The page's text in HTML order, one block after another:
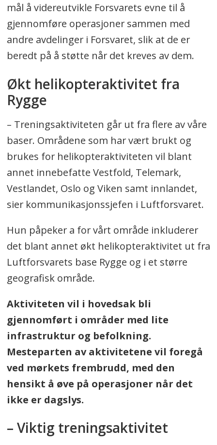
mål å videreutvikle Forsvarets evne til å
gjennomføre operasjoner sammen med
andre avdelinger i Forsvaret, slik at de er
beredt på å støtte når det kreves av dem.
Økt helikopteraktivitet fra
Rygge
– Treningsaktiviteten går ut fra flere av våre
baser. Områdene som har vært brukt og
brukes for helikopteraktiviteten vil blant
annet innebefatte Vestfold, Telemark,
Vestlandet, Oslo og Viken samt innlandet,
sier kommunikasjonssjefen i Luftforsvaret.
Hun påpeker a for vårt område inkluderer
det blant annet økt helikopteraktivitet ut fra
Luftforsvarets base Rygge og i et større
geografisk område.
Aktiviteten vil i hovedsak bli
gjennomført i områder med lite
infrastruktur og befolkning.
Mesteparten av aktivitetene vil foregå
ved mørkets frembrudd, med den
hensikt å øve på operasjoner når det
ikke er dagslys.
– Viktig treningsaktivitet